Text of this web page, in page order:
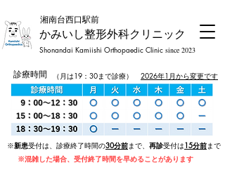
​湘南台西口駅前
かみいし整形外科クリニック
Shonandai Kamiishi Orthopaedic Clinic since 2023
診療時間 （月は19：30まで診療）
​※新患受付は、診療終了時間の30分前まで、 再診受付は15分前まで
​※混雑した場合、受付終了時間を早めることがあります
2026年1月から変更です